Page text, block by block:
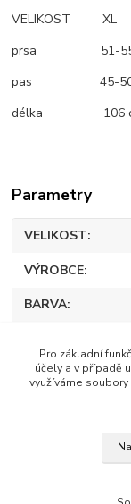
VELIKOST XL
prsa 51-55
pas 45-50
délka 106
Parametry
VELIKOST
VÝROBCE
BARVA
Elastan
Zboží
Pro základní
účely a v případě
využíváme